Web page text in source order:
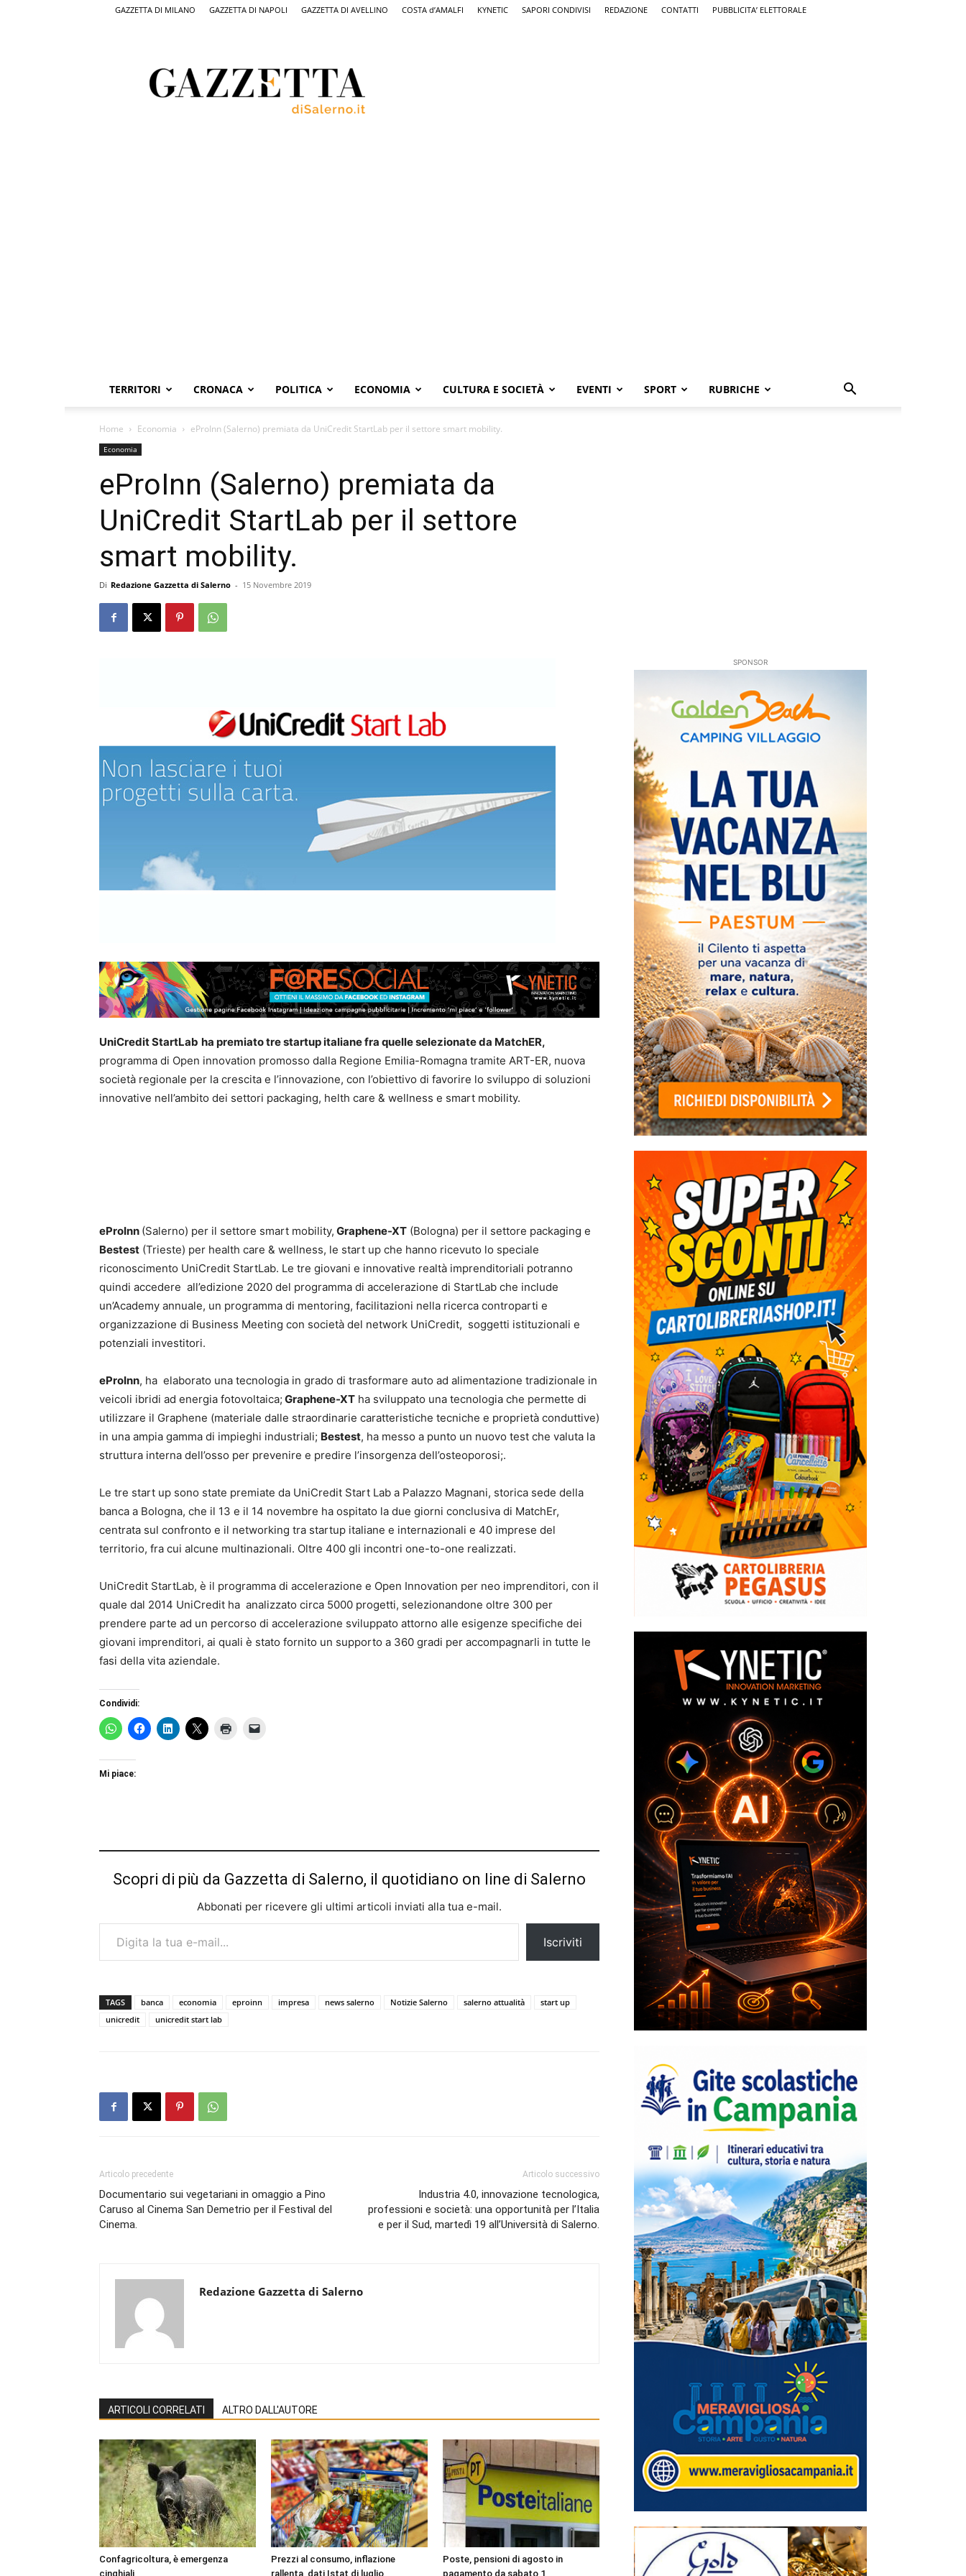
GAZZETTA DI MILANO GAZZETTA DI NAPOLI GAZZETTA DI AVELLINO COSTA d’AMALFI KYNETIC SAPORI CONDIVISI REDAZIONE CONTATTI PUBBLICITA’ ELETTORALE
Salerno,
il
quotidiano
TERRITORI CRONACA POLITICA ECONOMIA CULTURA E SOCIETÀ EVENTI SPORT RUBRICHE
Home Economia eProInn (Salerno) premiata da UniCredit StartLab per il settore smart mobility.
Economia
eProInn (Salerno) premiata da
UniCredit StartLab per il settore
smart mobility.
Di Redazione Gazzetta di Salerno - 15 Novembre 2019
UniCredit StartLab ha premiato tre startup italiane fra quelle selezionate da MatchER,
programma di Open innovation promosso dalla Regione Emilia-Romagna tramite ART-ER, nuova
società regionale per la crescita e l’innovazione, con l’obiettivo di favorire lo sviluppo di soluzioni
innovative nell’ambito dei settori packaging, helth care & wellness e smart mobility.
eProInn (Salerno) per il settore smart mobility, Graphene-XT (Bologna) per il settore packaging e
Bestest (Trieste) per health care & wellness, le start up che hanno ricevuto lo speciale
riconoscimento UniCredit StartLab. Le tre giovani e innovative realtà imprenditoriali potranno
quindi accedere all’edizione 2020 del programma di accelerazione di StartLab che include
un’Academy annuale, un programma di mentoring, facilitazioni nella ricerca controparti e
organizzazione di Business Meeting con società del network UniCredit, soggetti istituzionali e
potenziali investitori.
eProInn, ha elaborato una tecnologia in grado di trasformare auto ad alimentazione tradizionale in
veicoli ibridi ad energia fotovoltaica; Graphene-XT ha sviluppato una tecnologia che permette di
utilizzare il Graphene (materiale dalle straordinarie caratteristiche tecniche e proprietà conduttive)
in una ampia gamma di impieghi industriali; Bestest, ha messo a punto un nuovo test che valuta la
struttura interna dell’osso per prevenire e predire l’insorgenza dell’osteoporosi;.
Le tre start up sono state premiate da UniCredit Start Lab a Palazzo Magnani, storica sede della
banca a Bologna, che il 13 e il 14 novembre ha ospitato la due giorni conclusiva di MatchEr,
centrata sul confronto e il networking tra startup italiane e internazionali e 40 imprese del
territorio, fra cui alcune multinazionali. Oltre 400 gli incontri one-to-one realizzati.
UniCredit StartLab, è il programma di accelerazione e Open Innovation per neo imprenditori, con il
quale dal 2014 UniCredit ha analizzato circa 5000 progetti, selezionandone oltre 300 per
prendere parte ad un percorso di accelerazione sviluppato attorno alle esigenze specifiche dei
giovani imprenditori, ai quali è stato fornito un supporto a 360 gradi per accompagnarli in tutte le
fasi della vita aziendale.
Condividi:
Mi piace:
Scopri di più da Gazzetta di Salerno, il quotidiano on line di Salerno
Abbonati per ricevere gli ultimi articoli inviati alla tua e-mail.
Digita la tua e-mail...
Iscriviti
TAGS banca economia eproinn impresa news salerno Notizie Salerno salerno attualità
start up
unicredit
unicredit start lab
Articolo precedente
Documentario sui vegetariani in omaggio a Pino
Caruso al Cinema San Demetrio per il Festival del
Cinema.
Articolo successivo
Industria 4.0, innovazione tecnologica,
professioni e società: una opportunità per l’Italia
e per il Sud, martedì 19 all’Università di Salerno.
Redazione Gazzetta di Salerno
ARTICOLI CORRELATI ALTRO DALL'AUTORE
Confagricoltura, è emergenza
cinghiali
Prezzi al consumo, inflazione
rallenta, dati Istat di luglio
Poste, pensioni di agosto in
pagamento da sabato 1
SPONSOR